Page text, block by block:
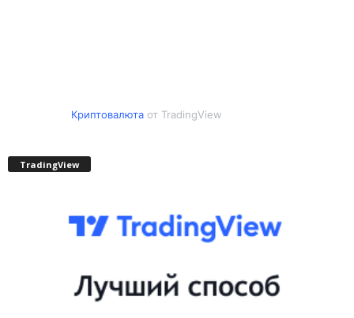
Криптовалютаот TradingView
TradingView